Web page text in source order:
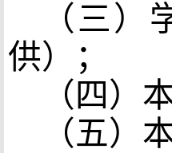
（三
供）；
（四）
（五）